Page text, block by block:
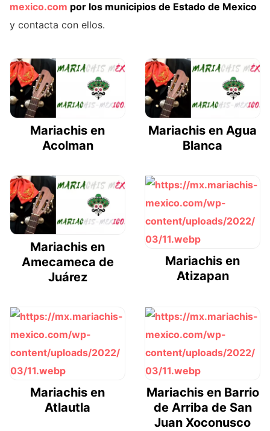
mexico.com por los municipios de Estado de Mexico
y contacta con ellos.
Mariachis en
Acolman
Mariachis en Agua
Blanca
Mariachis en
Amecameca de
Juárez
Mariachis en
Atizapan
Mariachis en
Atlautla
Mariachis en Barrio
de Arriba de San
Juan Xoconusco